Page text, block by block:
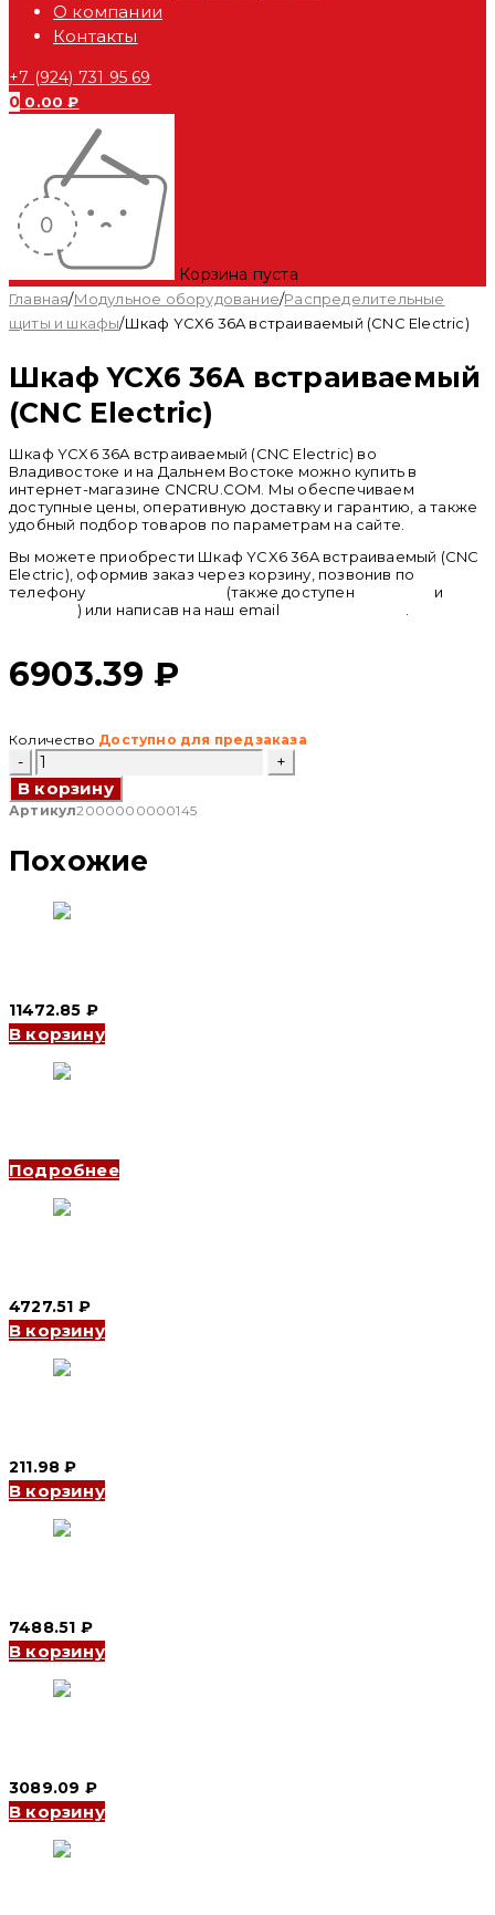
О компании
Контакты
+7 (924) 731 95 69
0 0.00₽
Корзина пуста
Главная/Модульное оборудование/Распределительные
щиты и шкафы/Шкаф YCX6 36A встраиваемый (CNC Electric)
Шкаф YCX6 36A встраиваемый
(CNC Electric)
Шкаф YCX6 36A встраиваемый (CNC Electric) во
Владивостоке и на Дальнем Востоке можно купить в
интернет-магазине CNCRU.COM. Мы обеспечиваем
доступные цены, оперативную доставку и гарантию, а также
удобный подбор товаров по параметрам на сайте.
Вы можете приобрести Шкаф YCX6 36A встраиваемый (CNC
Electric), оформив заказ через корзину, позвонив по
телефону
(также доступен
и
) или написав на наш email
6903.39 ₽
Количество Доступно для предзаказа
Количество
товара
Шкаф
YCX6
(CNC
В корзину
Артикул2000000000145
Похожие
11472.85 ₽
В корзину
Подробнее
4727.51 ₽
В корзину
211.98₽
В корзину
7488.51 ₽
В корзину
3089.09 ₽
В корзину